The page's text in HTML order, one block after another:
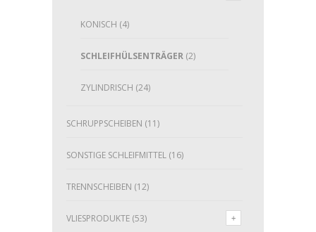
KONISCH (4)
SCHLEIFHÜLSENTRÄGER (2)
ZYLINDRISCH (24)
SCHRUPPSCHEIBEN (11)
SONSTIGE SCHLEIFMITTEL (16)
TRENNSCHEIBEN (12)
VLIESPRODUKTE (53)